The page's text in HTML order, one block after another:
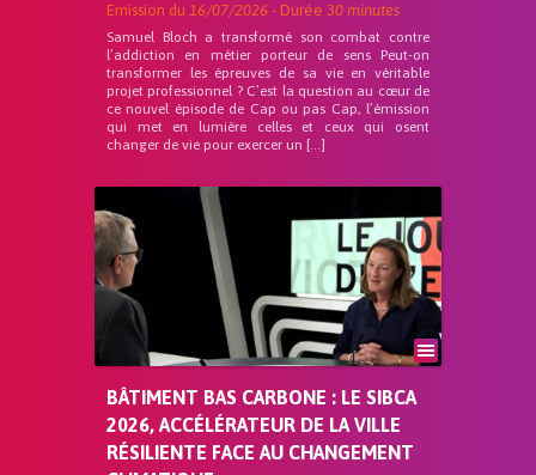
Emission du 16/07/2026 - Durée 30 minutes
Samuel Bloch a transformé son combat contre
l’addiction en métier porteur de sens Peut-on
transformer les épreuves de sa vie en véritable
projet professionnel ? C’est la question au cœur de
ce nouvel épisode de Cap ou pas Cap, l’émission
qui met en lumière celles et ceux qui osent
changer de vie pour exercer un […]
BÂTIMENT BAS CARBONE : LE SIBCA
2026, ACCÉLÉRATEUR DE LA VILLE
RÉSILIENTE FACE AU CHANGEMENT